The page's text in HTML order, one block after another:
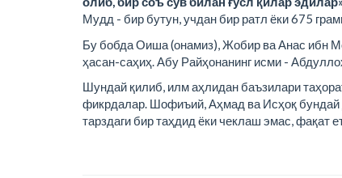
Мудд - бир бутун, учдан бир ратл ёки 675
Бу бобда Оиша (онамиз), Жобир ва Анас ибн
ҳасан-саҳиҳ. Абу Райҳонанинг исми -
Шундай қилиб, илм аҳлидан баъзилари
фикрдалар. Шофиъий, Аҳмад ва Исҳоқ бундай
тарздаги бир таҳдид ёки чеклаш эмас, фақат